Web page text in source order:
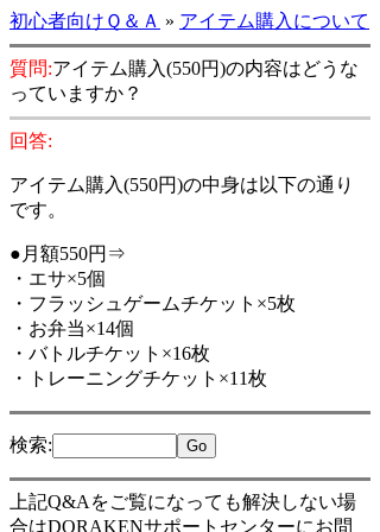
初心者向けＱ＆Ａ » アイテム購入について
質問:アイテム購入(550円)の内容はどうな
っていますか？
回答:
アイテム購入(550円)の中身は以下の通り
です。
●月額550円⇒
・エサ×5個
・フラッシュゲームチケット×5枚
・お弁当×14個
・バトルチケット×16枚
・トレーニングチケット×11枚
検索:
上記Q&Aをご覧になっても解決しない場
合はDORAKENサポートセンターにお問